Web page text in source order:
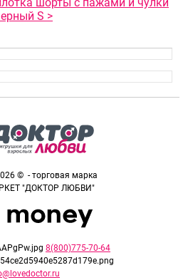
S >
© - торговая марка
"ДОКТОР ЛЮБВИ"
8(800)775-70-64